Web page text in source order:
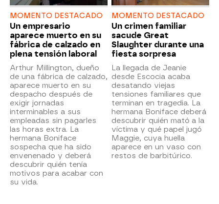
MOMENTO DESTACADO
Un empresario
aparece muerto en su
fábrica de calzado en
plena tensión laboral
Arthur Millington, dueño
de una fábrica de calzado,
aparece muerto en su
despacho después de
exigir jornadas
interminables a sus
empleadas sin pagarles
las horas extra. La
hermana Boniface
sospecha que ha sido
envenenado y deberá
descubrir quién tenía
motivos para acabar con
su vida.
MOMENTO DESTACADO
Un crimen familiar
sacude Great
Slaughter durante una
fiesta sorpresa
La llegada de Jeanie
desde Escocia acaba
desatando viejas
tensiones familiares que
terminan en tragedia. La
hermana Boniface deberá
descubrir quién mató a la
víctima y qué papel jugó
Maggie, cuya huella
aparece en un vaso con
restos de barbitúrico.